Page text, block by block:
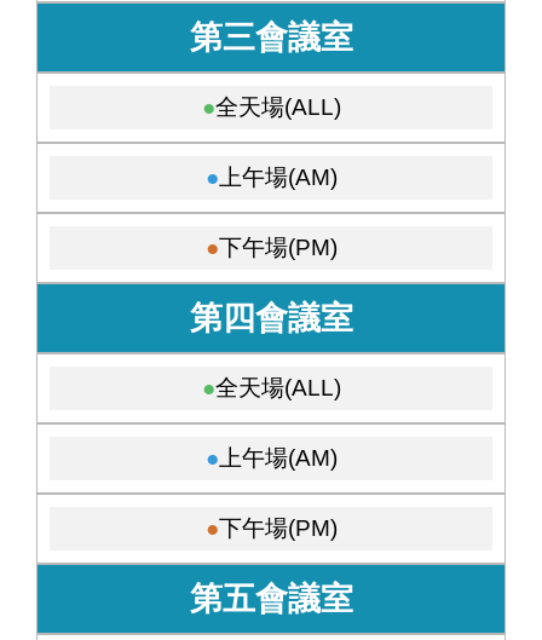
第三會議室
全天場(ALL)
上午場(AM)
下午場(PM)
第四會議室
全天場(ALL)
上午場(AM)
下午場(PM)
第五會議室